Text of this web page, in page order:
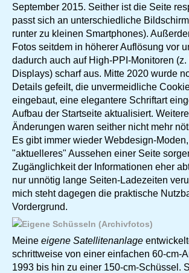
September 2015. Seither ist die Seite
passt sich an unterschiedliche
runter zu kleinen Smartphones).
Fotos seitdem in höherer Auflösung vor
dadurch auch auf High-PPI-Monitoren
Displays) scharf aus. Mitte 2020 wurde
Details gefeilt, die unvermeidliche
eingebaut, eine elegantere Schriftart
Aufbau der Startseite aktualisiert.
Änderungen waren seither nicht mehr
Es gibt immer wieder Webdesign-
"aktuelleres" Aussehen einer Seite
Zugänglichkeit der Informationen eher
nur unnötig lange Seiten-Ladezeiten
mich steht dagegen die praktische
Vordergrund.
Meine eigene Satellitenanlage
schrittweise von einer einfachen 60-cm-
1993 bis hin zu einer 150-cm-Schüssel.